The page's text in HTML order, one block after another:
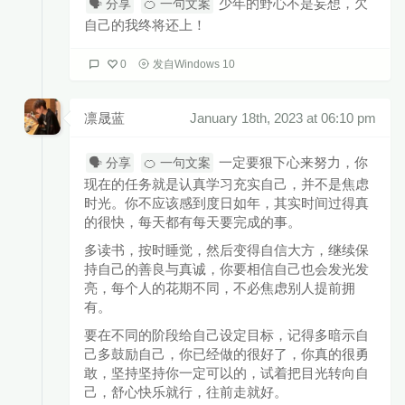
🗣 分享 🍊 一句文案
少年的野心不是妄想，欠
自己的我终将还上！
0 发自Windows 10
凛晟蓝 January 18th, 2023 at 06:10 pm
🗣 分享 🍊 一句文案
一定要狠下心来努力，你
现在的任务就是认真学习充实自己，并不是焦虑
时光。你不应该感到度日如年，其实时间过得真
的很快，每天都有每天要完成的事。
多读书，按时睡觉，然后变得自信大方，继续保
持自己的善良与真诚，你要相信自己也会发光发
亮，每个人的花期不同，不必焦虑别人提前拥
有。
要在不同的阶段给自己设定目标，记得多暗示自
己多鼓励自己，你已经做的很好了，你真的很勇
敢，坚持坚持你一定可以的，试着把目光转向自
己，舒心快乐就行，往前走就好。